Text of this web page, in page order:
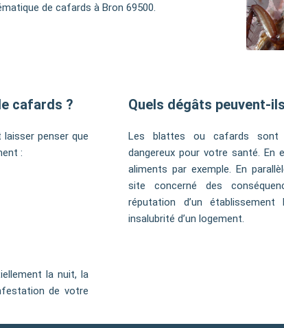
de cafards à Bron 69500.
cafards ?
penser que
:
la nuit, la
de votre
Quels dégâts peuvent-
Les blattes ou cafards sont
dangereux pour votre santé.
aliments par exemple. En
site concerné des
réputation d’un
insalubrité d’un logement.